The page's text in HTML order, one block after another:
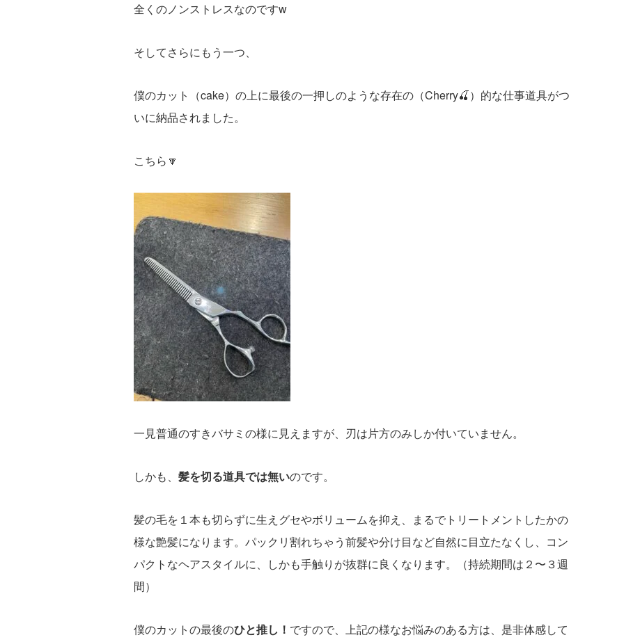
全くのノンストレスなのですw
そしてさらにもう一つ、
僕のカット（cake）の上に最後の一押しのような存在の（Cherry🍒）的な仕事道具がつ
いに納品されました。
こちら🔽
一見普通のすきバサミの様に見えますが、刃は片方のみしか付いていません。
しかも、 髪を切る道具では無いのです。
髪の毛を１本も切らずに生えグセやボリュームを抑え、まるでトリートメントしたかの
様な艶髪になります。パックリ割れちゃう前髪や分け目など自然に目立たなくし、コン
パクトなヘアスタイルに、しかも手触りが抜群に良くなります。（持続期間は２〜３週
間）
僕のカットの最後のひと推し！ ですので、上記の様なお悩みのある方は、是非体感して